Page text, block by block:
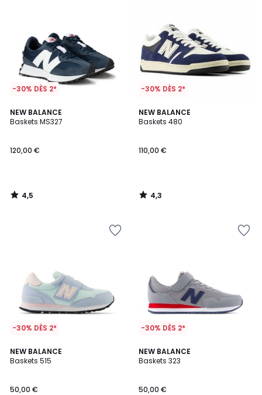
-30% DÈS 2*
NEW BALANCE
Baskets MS327
120,00 €
4,5
/ 5
4,5
/
-30% DÈS 2*
NEW BALANCE
Baskets 480
110,00 €
4,3
/ 5
4,3
/
-30% DÈS 2*
NEW BALANCE
Baskets 515
50,00 €
2
Couleurs
-30% DÈS 2*
NEW BALANCE
Baskets 323
50,00 €